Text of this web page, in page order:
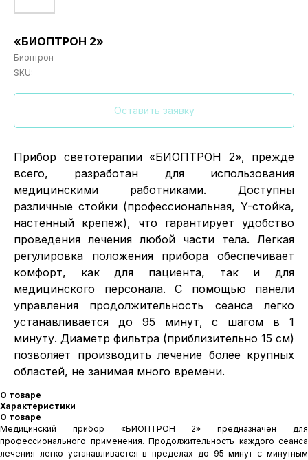
«БИОПТРОН 2»
Биоптрон
SKU:
Оставить заявку
Прибор светотерапии «БИОПТРОН 2», прежде
всего, разработан для использования
медицинскими работниками. Доступны
различные стойки (профессиональная, Y-стойка,
настенный крепеж), что гарантирует удобство
проведения лечения любой части тела. Легкая
регулировка положения прибора обеспечивает
комфорт, как для пациента, так и для
медицинского персонала. С помощью панели
управления продолжительность сеанса легко
устанавливается до 95 минут, с шагом в 1
минуту. Диаметр фильтра (приблизительно 15 см)
позволяет производить лечение более крупных
областей, не занимая много времени.
О товаре
Характеристики
О товаре
Медицинский прибор «БИОПТРОН 2» предназначен для
профессионального применения. Продолжительность каждого сеанса
лечения легко устанавливается в пределах до 95 минут с минутным